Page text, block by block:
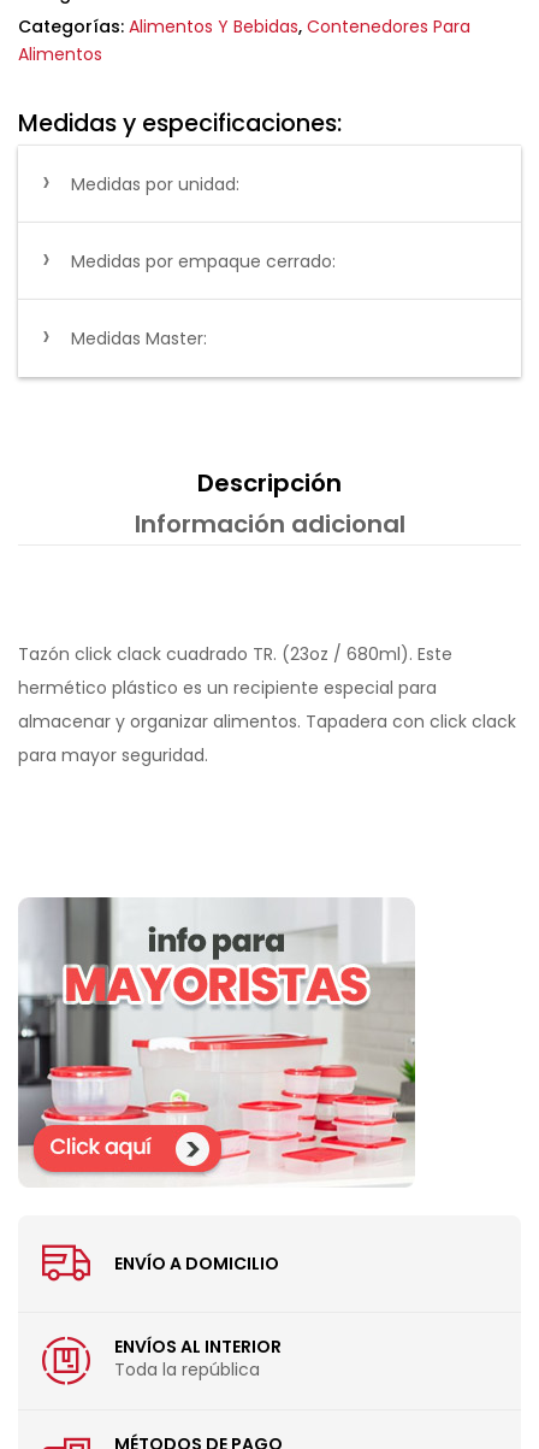
Categorías: Alimentos Y Bebidas, Contenedores Para
Alimentos
Medidas y especificaciones:
Medidas por unidad:
Medidas por empaque cerrado:
Medidas Master:
Descripción
Información adicional
Tazón click clack cuadrado TR. (23oz / 680ml). Este
hermético plástico es un recipiente especial para
almacenar y organizar alimentos. Tapadera con click clack
para mayor seguridad.
ENVÍO A DOMICILIO
ENVÍOS AL INTERIOR
Toda la república